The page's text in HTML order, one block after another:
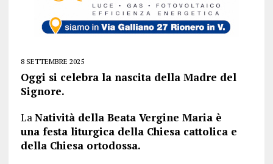
8 SETTEMBRE 2025
Oggi si celebra la nascita della Madre del
Signore.
LaNatività della Beata Vergine Maria è
una festa liturgica della Chiesa cattolica e
della Chiesa ortodossa.